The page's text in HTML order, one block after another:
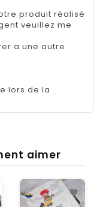
produit réalisé
veuillez me
a une autre
lors de la
aimer